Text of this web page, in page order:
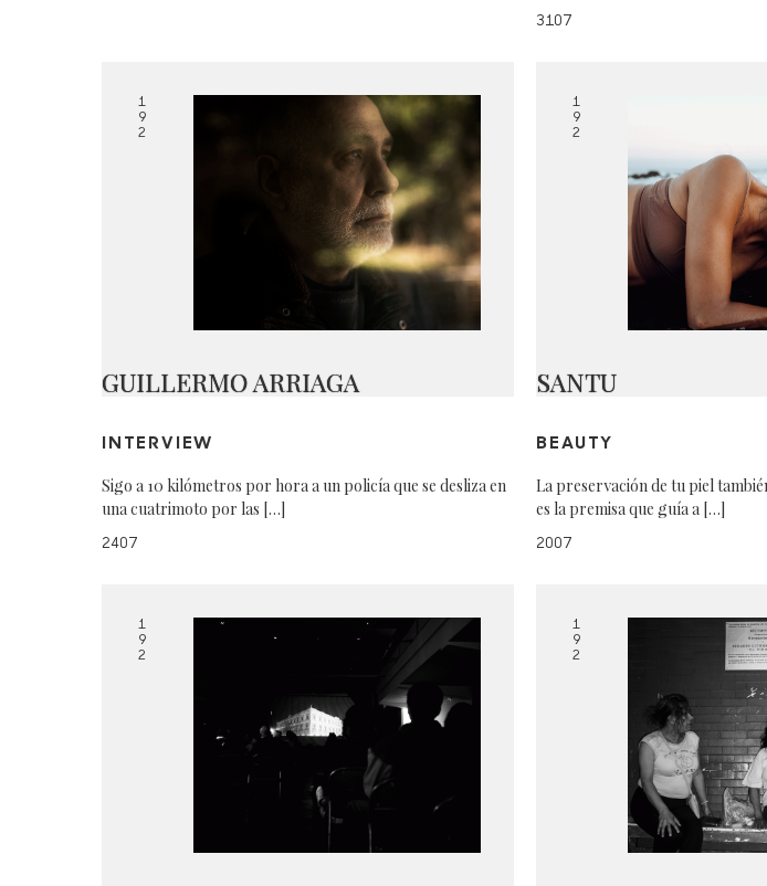
3107
1
9
2
GUILLERMO ARRIAGA
INTERVIEW
Sigo a 10 kilómetros por hora a un policía que se desliza en
una cuatrimoto por las […]
2407
1
9
2
SANTU
BEAUTY
La preservación de tu piel
es la premisa que guía a […]
2007
1
9
2
1
9
2